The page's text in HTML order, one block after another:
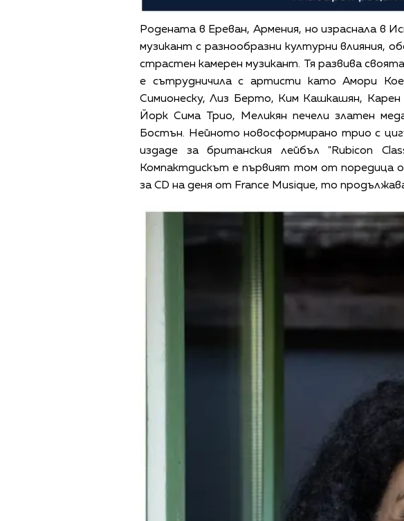
Родената в Ереван, Армения, но израснала в
музикант с разнообразни културни влияния,
страстен камерен музикант. Тя развива
е сътрудничила с артисти като Амори
Симионеску, Лиз Берто, Ким Кашкашян,
Йорк Сима Трио, Меликян пeчели златен
Бостън. Нейното новосформирано трио с
издаде за британския лейбъл "Rubicon
Компактдискът е първият том от поредица
за CD на деня от France Musique, то